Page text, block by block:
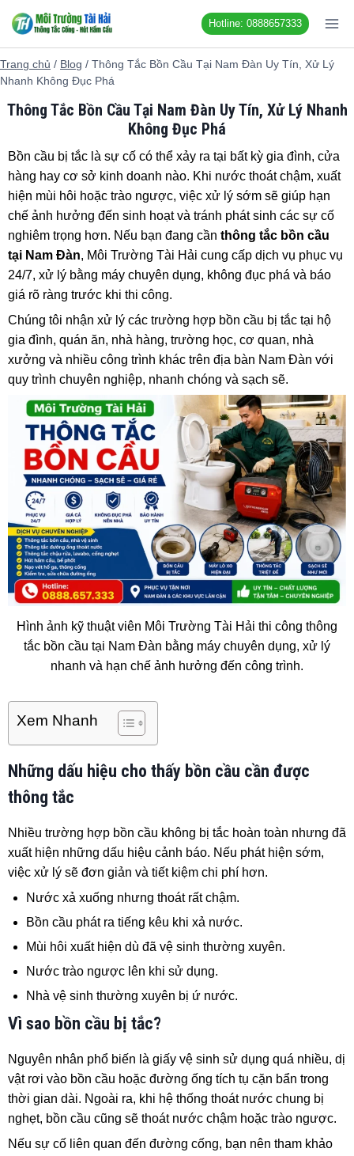
đến
nội
dung
Hotline: 0888657333
Trang chủ / Blog / Thông Tắc Bồn Cầu Tại Nam Đàn Uy Tín, Xử Lý
Nhanh Không Đục Phá
Thông Tắc Bồn Cầu Tại Nam Đàn Uy Tín, Xử Lý Nhanh
Không Đục Phá
Bồn cầu bị tắc là sự cố có thể xảy ra tại bất kỳ gia đình, cửa
hàng hay cơ sở kinh doanh nào. Khi nước thoát chậm, xuất
hiện mùi hôi hoặc trào ngược, việc xử lý sớm sẽ giúp hạn
chế ảnh hưởng đến sinh hoạt và tránh phát sinh các sự cố
nghiêm trọng hơn. Nếu bạn đang cần thông tắc bồn cầu
tại Nam Đàn, Môi Trường Tài Hải cung cấp dịch vụ phục vụ
24/7, xử lý bằng máy chuyên dụng, không đục phá và báo
giá rõ ràng trước khi thi công.
Chúng tôi nhận xử lý các trường hợp bồn cầu bị tắc tại hộ
gia đình, quán ăn, nhà hàng, trường học, cơ quan, nhà
xưởng và nhiều công trình khác trên địa bàn Nam Đàn với
quy trình chuyên nghiệp, nhanh chóng và sạch sẽ.
Hình ảnh kỹ thuật viên Môi Trường Tài Hải thi công thông
tắc bồn cầu tại Nam Đàn bằng máy chuyên dụng, xử lý
nhanh và hạn chế ảnh hưởng đến công trình.
Xem Nhanh
Những dấu hiệu cho thấy bồn cầu cần được
thông tắc
Nhiều trường hợp bồn cầu không bị tắc hoàn toàn nhưng đã
xuất hiện những dấu hiệu cảnh báo. Nếu phát hiện sớm,
việc xử lý sẽ đơn giản và tiết kiệm chi phí hơn.
Nước xả xuống nhưng thoát rất chậm.
Bồn cầu phát ra tiếng kêu khi xả nước.
Mùi hôi xuất hiện dù đã vệ sinh thường xuyên.
Nước trào ngược lên khi sử dụng.
Nhà vệ sinh thường xuyên bị ứ nước.
Vì sao bồn cầu bị tắc?
Nguyên nhân phổ biến là giấy vệ sinh sử dụng quá nhiều, dị
vật rơi vào bồn cầu hoặc đường ống tích tụ cặn bẩn trong
thời gian dài. Ngoài ra, khi hệ thống thoát nước chung bị
nghẹt, bồn cầu cũng sẽ thoát nước chậm hoặc trào ngược.
Nếu sự cố liên quan đến đường cống, bạn nên tham khảo